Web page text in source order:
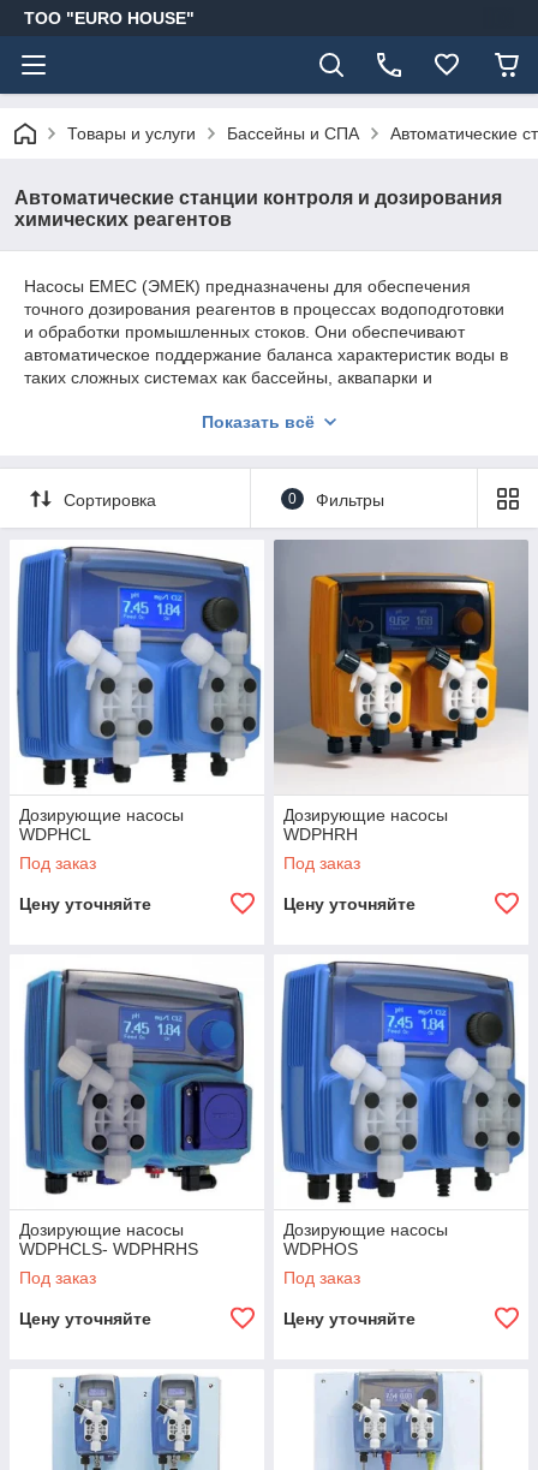
ТОО "EURO HOUSE"
Товары и услуги Бассейны и СПА Автоматические
Автоматические станции контроля и дозирования
химических реагентов
Насосы ЕМЕС (ЭМЕК) предназначены для обеспечения
точного дозирования реагентов в процессах водоподготовки
и обработки промышленных стоков. Они обеспечивают
автоматическое поддержание баланса характеристик воды в
таких сложных системах как бассейны, аквапарки и
Помимо этого, оборудование ЕМЕС применяется в сфере
оборудования.
Контроллеры ЕМЕС обеспечивают автоматическое
поддержание заданных параметров воды в режиме
реального времени. Они имеют возможность связи с
внешними системами управления в том числе и посредством
сети Internet.
Простые в установке, надёжные и точные датчики позволяют
контролировать такие параметры как: уровень хлора,
озона, pH, Redox, мутность, температура и прочие
характеристики воды.
Показать всё
Сортировка 0 Фильтры
Дозирующие насосы
WDPHCL
Под заказ
Цену уточняйте
Дозирующие насосы
WDPHRH
Под заказ
Цену уточняйте
Дозирующие насосы
WDPHCLS- WDPHRHS
Под заказ
Цену уточняйте
Дозирующие насосы
WDPHOS
Под заказ
Цену уточняйте